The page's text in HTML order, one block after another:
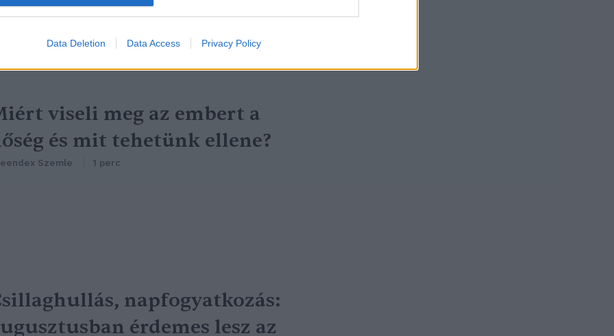
Data Deletion Data Access Privacy Policy
viseli meg az embert a
és mit tehetünk ellene?
Szemle 1 perc
napfogyatkozás:
érdemes lesz az